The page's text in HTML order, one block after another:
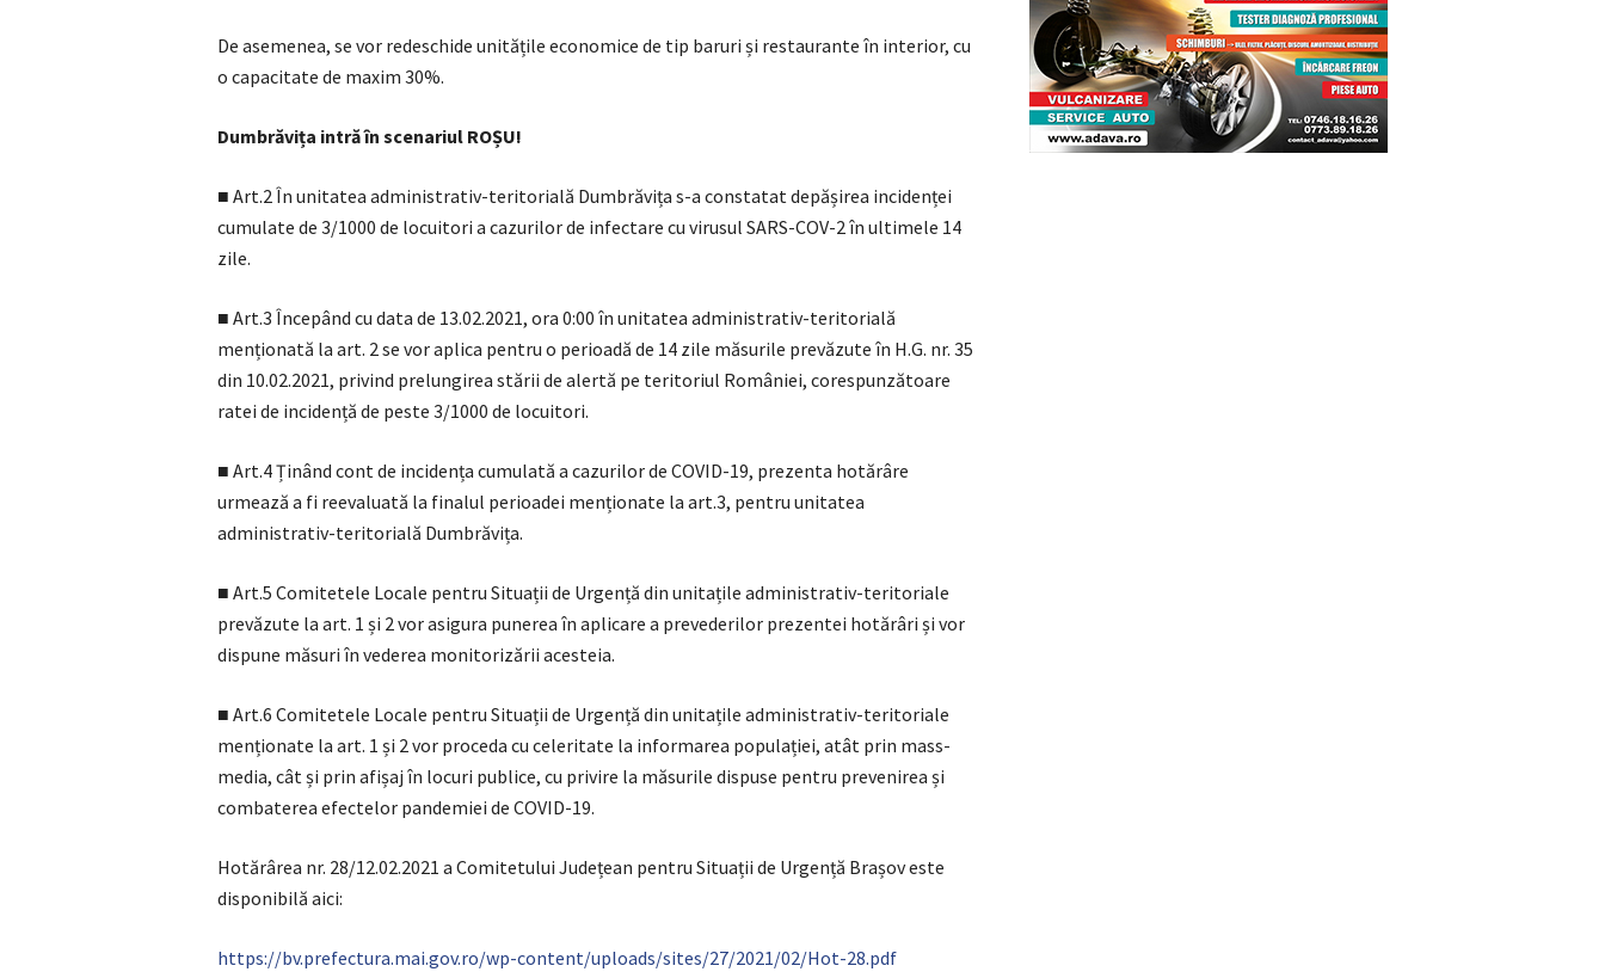
De asemenea, se vor redeschide unitățile economice de tip baruri și restaurante în interior, cu
o capacitate de maxim 30%.
Dumbrăvița intră în scenariul ROȘU!
■ Art.2 În unitatea administrativ-teritorială Dumbrăvița s-a constatat depășirea incidenței
cumulate de 3/1000 de locuitori a cazurilor de infectare cu virusul SARS-COV-2 în ultimele 14
zile.
■ Art.3 Începând cu data de 13.02.2021, ora 0:00 în unitatea administrativ-teritorială
menționată la art. 2 se vor aplica pentru o perioadă de 14 zile măsurile prevăzute în H.G. nr. 35
din 10.02.2021, privind prelungirea stării de alertă pe teritoriul României, corespunzătoare
ratei de incidență de peste 3/1000 de locuitori.
■ Art.4 Ținând cont de incidența cumulată a cazurilor de COVID-19, prezenta hotărâre
urmează a fi reevaluată la finalul perioadei menționate la art.3, pentru unitatea
administrativ-teritorială Dumbrăvița.
■ Art.5 Comitetele Locale pentru Situații de Urgență din unitațile administrativ-teritoriale
prevăzute la art. 1 și 2 vor asigura punerea în aplicare a prevederilor prezentei hotărâri și vor
dispune măsuri în vederea monitorizării acesteia.
■ Art.6 Comitetele Locale pentru Situații de Urgență din unitațile administrativ-teritoriale
menționate la art. 1 și 2 vor proceda cu celeritate la informarea populației, atât prin mass-
media, cât și prin afișaj în locuri publice, cu privire la măsurile dispuse pentru prevenirea și
combaterea efectelor pandemiei de COVID-19.
Hotărârea nr. 28/12.02.2021 a Comitetului Județean pentru Situații de Urgență Brașov este
disponibilă aici:
https://bv.prefectura.mai.gov.ro/wp-content/uploads/sites/27/2021/02/Hot-28.pdf